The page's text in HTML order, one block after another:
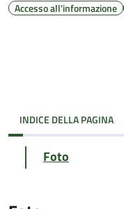
Accesso all'informazione
INDICE DELLA PAGINA
Foto